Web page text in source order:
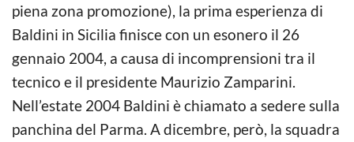
piena zona promozione), la prima esperienza di
Baldini in Sicilia finisce con un esonero il 26
gennaio 2004, a causa di incomprensioni tra il
tecnico e il presidente Maurizio Zamparini.
Nell’estate 2004 Baldini è chiamato a sedere sulla
panchina del Parma. A dicembre, però, la squadra